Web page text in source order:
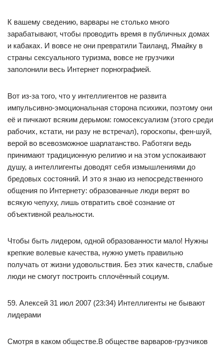
К вашему сведению, варвары не столько много
зарабатывают, чтобы проводить время в публичных домах
и кабаках. И вовсе не они превратили Таиланд, Ямайку в
страны сексуального туризма, вовсе не грузчики
заполонили весь Интернет порнографией.
Вот из-за того, что у интеллигентов не развита
импульсивно-эмоциональная сторона психики, поэтому они
её и пичкают всяким дерьмом: гомосексуализм (этого среди
рабочих, кстати, ни разу не встречал), гороскопы, фен-шуй,
верой во всевозможное шарлатанство. Работяги ведь
принимают традиционную религию и на этом успокаивают
душу, а интеллигенты доводят себя измышлениями до
бредовых состояний. И это я знаю из непосредственного
общения по Интернету: образованные люди верят во
всякую чепуху, лишь отвратить своё сознание от
объективной реальности.
Чтобы быть лидером, одной образованности мало! Нужны
крепкие волевые качества, нужно уметь правильно
получать от жизни удовольствия. Без этих качеств, слабые
люди не смогут построить сплочённый социум.
59. Алексей 31 июл 2007 (23:34) Интеллигенты не бывают
лидерами
Смотря в каком обществе.В обществе варваров-грузчиков